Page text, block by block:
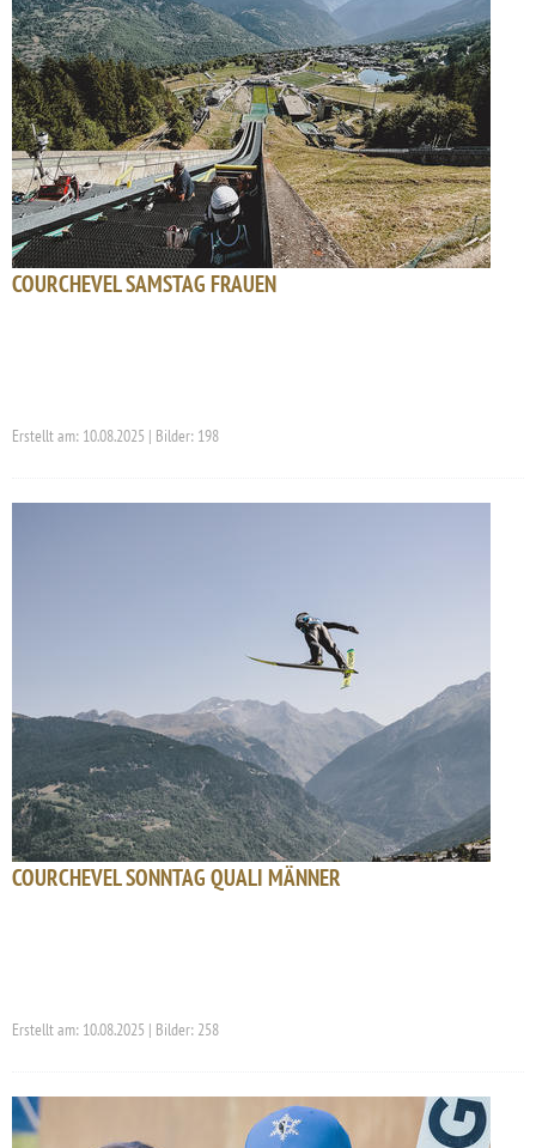
COURCHEVEL SAMSTAG FRAUEN
Erstellt am: 10.08.2025 | Bilder: 198
COURCHEVEL SONNTAG QUALI MÄNNER
Erstellt am: 10.08.2025 | Bilder: 258